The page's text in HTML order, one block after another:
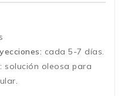
cada 5-7 días.
solución oleosa para